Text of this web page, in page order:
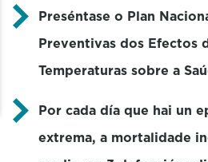
Preséntase o Plan
Preventivas dos Efectos
Temperaturas sobre a
Por cada día que hai un
extrema, a mortalidade